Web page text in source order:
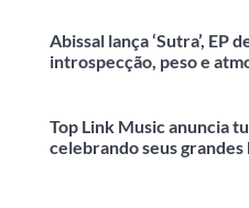
Abissal lança ‘Sutra’, EP
introspecção, peso e
Top Link Music anuncia
celebrando seus grandes